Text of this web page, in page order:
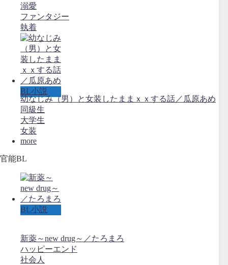
溺愛
ファンタジー
執着
BL小説
幼なじみ（男）と女装したままｘｘする話／瓜原あめ
同級生
大学生
女装
more
官能BL
BL小説
新薬～new drug～／たろまろ
ハッピーエンド
社会人